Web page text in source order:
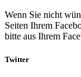
Wenn Sie nicht
Seiten Ihrem
bitte aus Ihrem
Twitter